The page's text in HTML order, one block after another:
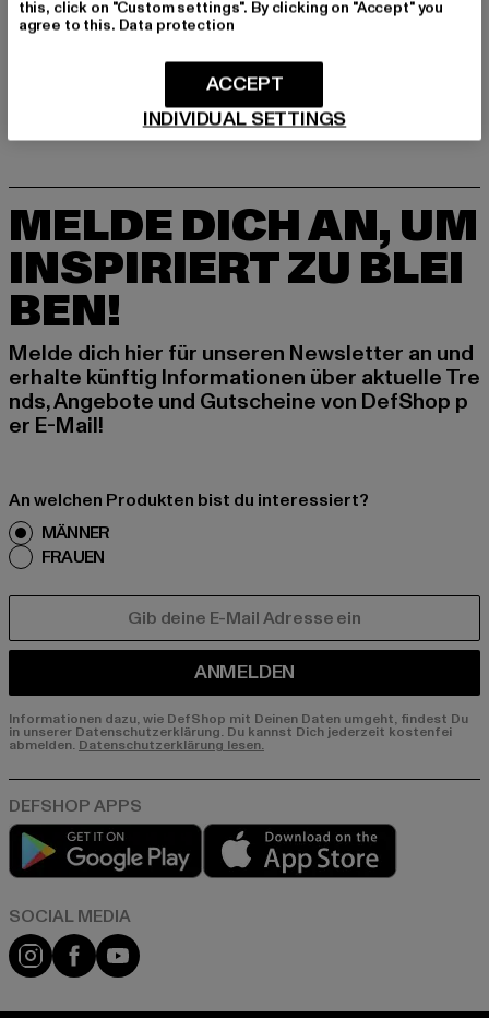
LIEFERUNG & RÜCKGABE
MELDE DICH AN, UM
INSPIRIERT ZU BLEI
BEN!
Melde dich hier für unseren Newsletter an und
erhalte künftig Informationen über aktuelle Tre
nds, Angebote und Gutscheine von DefShop p
er E-Mail!
An welchen Produkten bist du interessiert?
MÄNNER
FRAUEN
ANMELDEN
Informationen dazu, wie DefShop mit Deinen Daten umgeht, findest Du
in unserer Datenschutzerklärung. Du kannst Dich jederzeit kostenfei
abmelden. Datenschutzerklärung lesen.
Play market
Instagram
FacebookYouTube
this, click on "Custom settings". By clicking on "Accept" you
agree to this. Data protection
INDIVIDUAL SETTINGS
ACCEPT